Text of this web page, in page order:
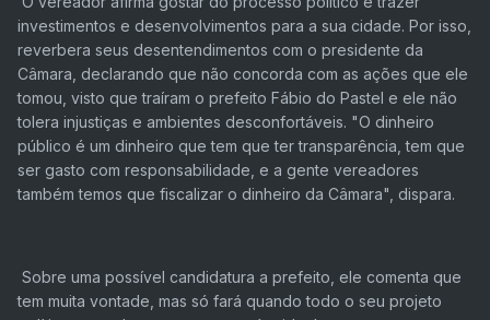
investimentos e desenvolvimentos para a sua cidade. Por isso,
reverbera seus desentendimentos com o presidente da
Câmara, declarando que não concorda com as ações que ele
tomou, visto que traíram o prefeito Fábio do Pastel e ele não
tolera injustiças e ambientes desconfortáveis. "O dinheiro
público é um dinheiro que tem que ter transparência, tem que
ser gasto com responsabilidade, e a gente vereadores
também temos que fiscalizar o dinheiro da Câmara", dispara.
Sobre uma possível candidatura a prefeito, ele comenta que
tem muita vontade, mas só fará quando todo o seu projeto